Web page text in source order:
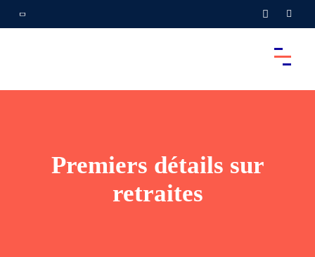
Premiers détails sur
retraites